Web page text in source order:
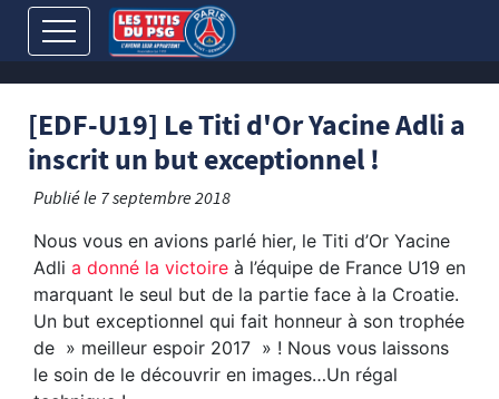
[EDF-U19] Le Titi d'Or Yacine Adli a
inscrit un but exceptionnel !
Publié le7 septembre 2018
Nous vous en avions parlé hier, le Titi d’Or Yacine
Adli a donné la victoire à l’équipe de France U19 en
marquant le seul but de la partie face à la Croatie.
Un but exceptionnel qui fait honneur à son trophée
de » meilleur espoir 2017 » ! Nous vous laissons
le soin de le découvrir en images…Un régal